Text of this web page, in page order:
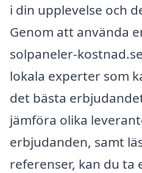
i din upplevelse och
Genom att använda
solpaneler-
lokala experter som
det bästa
jämföra olika
erbjudanden, samt
referenser, kan du